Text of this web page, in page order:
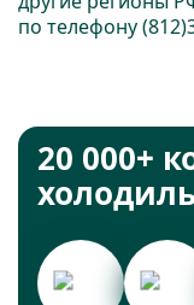
по телефону
20 000+